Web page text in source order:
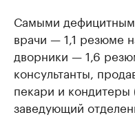
Самыми
врачи — 1,1 резюме
дворники — 1,6
консультанты,
пекари и кондитеры
заведующий